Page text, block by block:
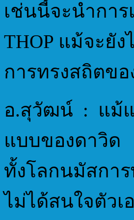
เช่นนี้จะนำกา
THOP แม้จะยั
การทรงสถิตขอ
อ.สุวัฒน์ : แม้แ
แบบของดาวิด
ทั้งโลกนมัสกา
ไม่ได้สนใจตัวเ